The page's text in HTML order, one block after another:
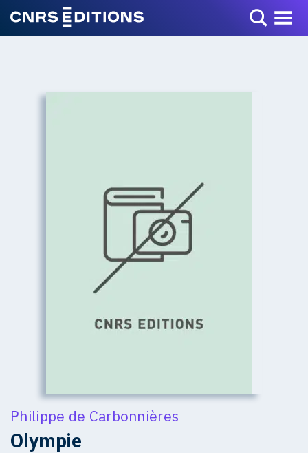
Toggle Menu
Philippe de Carbonnières
Olympie